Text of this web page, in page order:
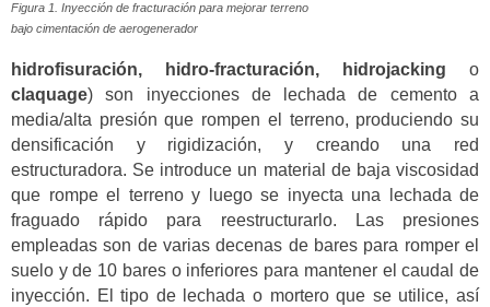
Figura 1. Inyección de fracturación para mejorar terreno
bajo cimentación de aerogenerador
hidrofisuración, hidro-fracturación, hidrojacking o
claquage) son inyecciones de lechada de cemento a
media/alta presión que rompen el terreno, produciendo su
densificación y rigidización, y creando una red
estructuradora. Se introduce un material de baja viscosidad
que rompe el terreno y luego se inyecta una lechada de
fraguado rápido para reestructurarlo. Las presiones
empleadas son de varias decenas de bares para romper el
suelo y de 10 bares o inferiores para mantener el caudal de
inyección. El tipo de lechada o mortero que se utilice, así